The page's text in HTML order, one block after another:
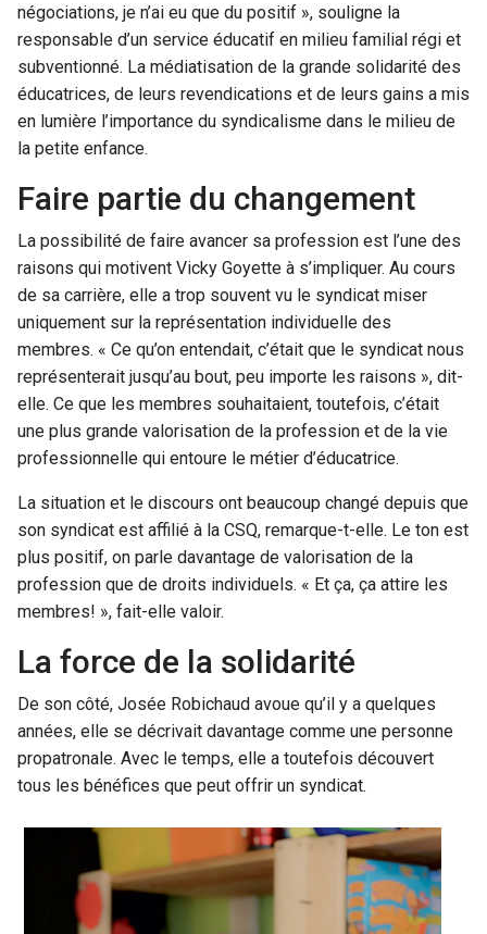
négociations, je n’ai eu que du positif », souligne la
responsable d’un service éducatif en milieu familial régi et
subventionné. La médiatisation de la grande solidarité des
éducatrices, de leurs revendications et de leurs gains a mis
en lumière l’importance du syndicalisme dans le milieu de
la petite enfance.
Faire partie du changement
La possibilité de faire avancer sa profession est l’une des
raisons qui motivent Vicky Goyette à s’impliquer. Au cours
de sa carrière, elle a trop souvent vu le syndicat miser
uniquement sur la représentation individuelle des
membres. « Ce qu’on entendait, c’était que le syndicat nous
représenterait jusqu’au bout, peu importe les raisons », dit-
elle. Ce que les membres souhaitaient, toutefois, c’était
une plus grande valorisation de la profession et de la vie
professionnelle qui entoure le métier d’éducatrice.
La situation et le discours ont beaucoup changé depuis que
son syndicat est affilié à la CSQ, remarque-t-elle. Le ton est
plus positif, on parle davantage de valorisation de la
profession que de droits individuels. « Et ça, ça attire les
membres! », fait-elle valoir.
La force de la solidarité
De son côté, Josée Robichaud avoue qu’il y a quelques
années, elle se décrivait davantage comme une personne
propatronale. Avec le temps, elle a toutefois découvert
tous les bénéfices que peut offrir un syndicat.